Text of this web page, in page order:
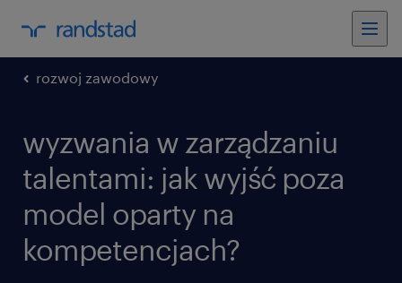
rozwoj zawodowy
wyzwania w zarządzaniu
talentami: jak wyjść poza
model oparty na
kompetencjach?